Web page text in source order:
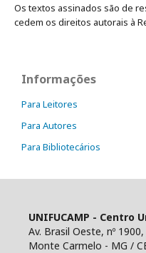
Os textos assinados são de
cedem os direitos autorais à
Informações
Para Leitores
Para Autores
Para Bibliotecários
UNIFUCAMP - Centro
Av. Brasil Oeste, nº
Monte Carmelo - MG /